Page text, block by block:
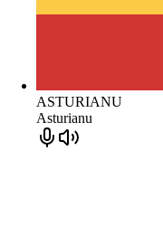
ASTURIANU
Asturianu